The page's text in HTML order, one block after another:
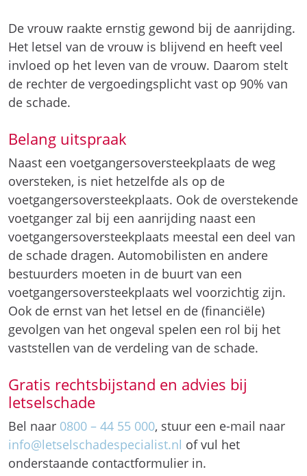
De vrouw raakte ernstig gewond bij de aanrijding.
Het letsel van de vrouw is blijvend en heeft veel
invloed op het leven van de vrouw. Daarom stelt
de rechter de vergoedingsplicht vast op 90% van
de schade.
Belang uitspraak
Naast een voetgangersoversteekplaats de weg
oversteken, is niet hetzelfde als op de
voetgangersoversteekplaats. Ook de overstekende
voetganger zal bij een aanrijding naast een
voetgangersoversteekplaats meestal een deel van
de schade dragen. Automobilisten en andere
bestuurders moeten in de buurt van een
voetgangersoversteekplaats wel voorzichtig zijn.
Ook de ernst van het letsel en de (financiële)
gevolgen van het ongeval spelen een rol bij het
vaststellen van de verdeling van de schade.
Gratis rechtsbijstand en advies bij
letselschade
Bel naar 0800 – 44 55 000, stuur een e-mail naar
info@letselschadespecialist.nl of vul het
onderstaande contactformulier in.